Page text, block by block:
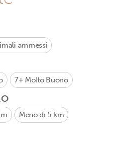
ammessi
7+ Molto Buono
Meno di 5 km